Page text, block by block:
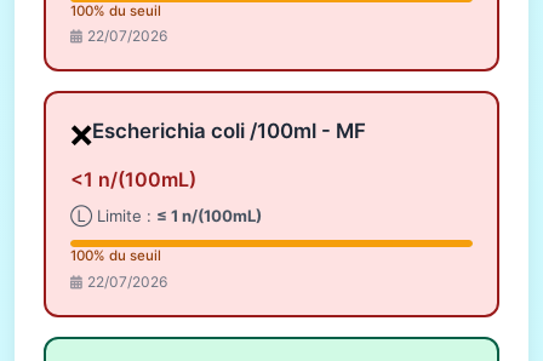
100% du seuil
22/07/2026
❌Escherichia coli /100ml - MF
<1 n/(100mL)
Ⓛ Limite : ≤ 1 n/(100mL)
100% du seuil
22/07/2026